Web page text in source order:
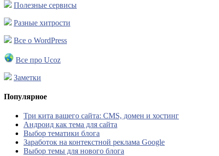
Полезные сервисы
Разные хитрости
Все о WordPress
Все про Ucoz
Заметки
Популярное
Три кита вашего сайта: CMS, домен и хостинг
Андроид как тема для сайта
Выбор тематики блога
Заработок на контекстной реклама Google
Выбор темы для нового блога